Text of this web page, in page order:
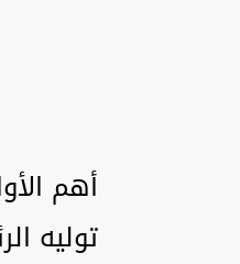
أهم
توليه